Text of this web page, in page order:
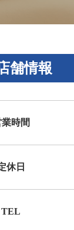
舗情報
時間
休日
TEL